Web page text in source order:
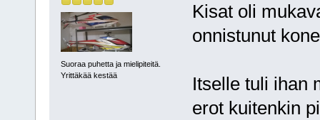
Suoraa puhetta ja mielipiteitä.
Yrittäkää kestää
Kisat oli
onnistunut
Itselle tuli ihan
erot kuitenkin